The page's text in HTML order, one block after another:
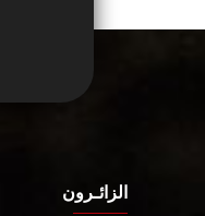
الزائـرون